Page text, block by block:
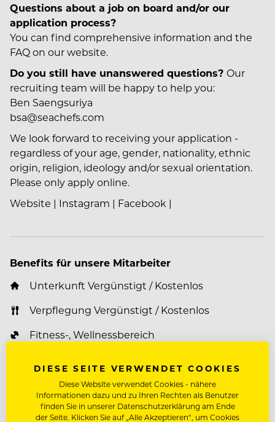
Questions about a job on board and/or our
application process?
You can find comprehensive information and the
FAQ on our website.
Do you still have unanswered questions? Our
recruiting team will be happy to help you:
Ben Saengsuriya
bsa@seachefs.com
We look forward to receiving your application -
regardless of your age, gender, nationality, ethnic
origin, religion, ideology and/or sexual orientation.
Please only apply online.
Website | Instagram | Facebook |
Benefits für unsere Mitarbeiter
Unterkunft Vergünstigt / Kostenlos
Verpflegung Vergünstigt / Kostenlos
Fitness-, Wellnessbereich
Vergünstigungen auf Massagen, Kosmetik,
Konsumation, Urlaube
DIESE SEITE VERWENDET COOKIES
Diese Website verwendet Cookies - nähere
Informationen dazu und zu Ihren Rechten als Benutzer
finden Sie in unserer Datenschutzerklärung am Ende
der Seite. Klicken Sie auf „Alle Akzeptieren“, um Cookies